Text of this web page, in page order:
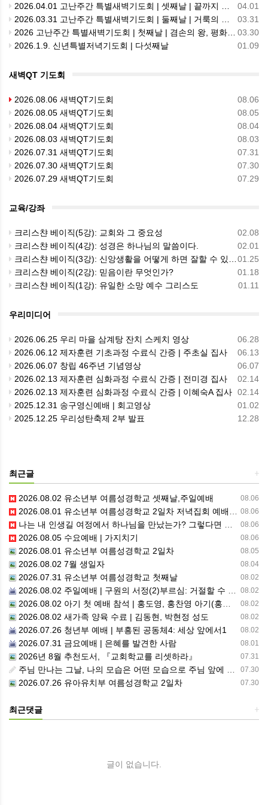
04.01
2026.04.01 고난주간 특별새벽기도회 | 셋째날 | 끝까지 사랑, 세족식
03.31
2026.03.31 고난주간 특별새벽기도회 | 둘째날 | 거룩의 회복, 성전 척결
03.30
2026 고난주간 특별새벽기도회 | 첫째날 | 겸손의 왕, 평화의 행진
01.09
2026.1.9. 신년특별저녁기도회 | 다섯째날
새벽QT 기도회
08.06
2026.08.06 새벽QT기도회
08.05
2026.08.05 새벽QT기도회
08.04
2026.08.04 새벽QT기도회
08.03
2026.08.03 새벽QT기도회
07.31
2026.07.31 새벽QT기도회
07.30
2026.07.30 새벽QT기도회
07.29
2026.07.29 새벽QT기도회
교육/강좌
02.08
크리스챤 베이직(5강): 교회와 그 중요성
02.01
크리스챤 베이직(4강): 성경은 하나님의 말씀이다.
01.25
크리스챤 베이직(3강): 신앙생활을 어떻게 하면 잘할 수 있는가?
01.18
크리스챤 베이직(2강): 믿음이란 무엇인가?
01.11
크리스챤 베이직(1강): 유일한 소망 예수 그리스도
우리미디어
06.28
2026.06.25 우리 마을 삼계탕 잔치 스케치 영상
06.13
2026.06.12 제자훈련 기초과정 수료식 간증 | 주초실 집사
06.07
2026.06.07 창립 46주년 기념영상
02.14
2026.02.13 제자훈련 심화과정 수료식 간증 | 전미경 집사
02.14
2026.02.13 제자훈련 심화과정 수료식 간증 | 이혜숙A 집사
01.02
2025.12.31 송구영신예배 | 회고영상
12.28
2025.12.25 우리성탄축제 2부 발표
+
최근글
08.06
2026.08.02 유소년부 여름성경학교 셋째날,주일예배
08.06
2026.08.01 유소년부 여름성경학교 2일차 저녁집회 예배 실황
08.06
나는 내 인생길 여정에서 하나님을 만났는가? 그렇다면 나의 삶은 어떠한가? 자신을 돌아 봅니다.
08.06
2026.08.05 수요예배 | 가지치기
08.05
2026.08.01 유소년부 여름성경학교 2일차
08.04
2026.08.02 7월 생일자
08.02
2026.07.31 유소년부 여름성경학교 첫째날
08.02
2026.08.02 주일예배 | 구원의 서정(2)부르심: 거절할 수 없는 은혜의 시작
08.02
2026.08.02 아기 첫 예배 참석 | 홍도영, 홍찬영 아기(홍석진, 임자현 집사 가정)
08.02
2026.08.02 새가족 양육 수료 | 김동현, 박현정 성도
08.02
2026.07.26 청년부 예배 | 부흥된 공동체4: 세상 앞에서1
08.01
2026.07.31 금요예배 | 은혜를 발견한 사람
07.31
2026년 8월 추천도서, 『교회학교를 리셋하라』
07.30
주님 만나는 그날, 나의 모습은 어떤 모습으로 주님 앞에 서게 될까 ??????
07.30
2026.07.26 유아유치부 여름성경학교 2일차
+
최근댓글
글이 없습니다.